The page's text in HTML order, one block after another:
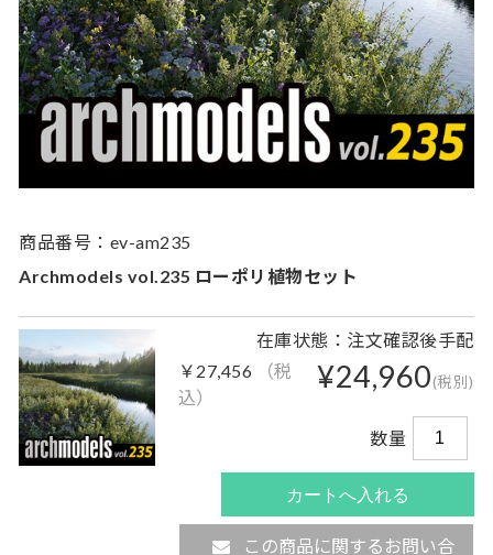
商品番号：ev-am235
Archmodels vol.235 ローポリ植物セット
在庫状態：注文確認後手配
¥24,960(税別)
￥27,456
（税
込）
数量
この商品に関するお問い合